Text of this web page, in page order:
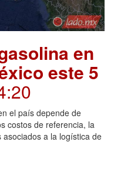
en
este 5
el país depende de
costos de referencia, la
a la logística de